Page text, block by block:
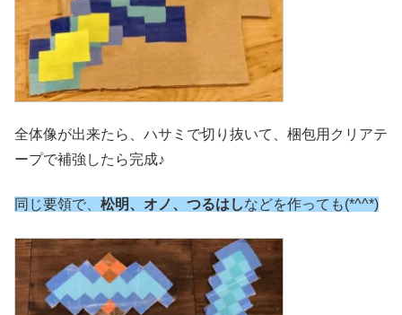
全体像が出来たら、ハサミで切り抜いて、梱包用クリアテ
ープで補強したら完成♪
同じ要領で、 松明、オノ、つるはしなどを作っても(*^^*)